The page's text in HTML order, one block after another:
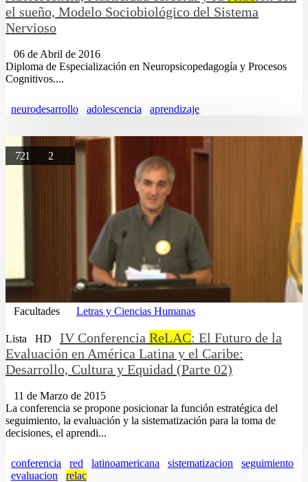
el sueño, Modelo Sociobiológico del Sistema
Nervioso
06 de Abril de 2016
Diploma de Especialización en Neuropsicopedagogía y Procesos
Cognitivos....
neurodesarrollo adolescencia aprendizaje
721 2
Facultades Letras y Ciencias Humanas
Lista HD IV Conferencia ReLAC: El Futuro de la
Evaluación en América Latina y el Caribe:
Desarrollo, Cultura y Equidad (Parte 02)
11 de Marzo de 2015
La conferencia se propone posicionar la función estratégica del
seguimiento, la evaluación y la sistematización para la toma de
decisiones, el aprendi...
conferencia red latinoamericana sistematizacion
seguimiento
evaluacion
relac